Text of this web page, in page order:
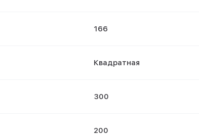
166
Квадратная
300
200